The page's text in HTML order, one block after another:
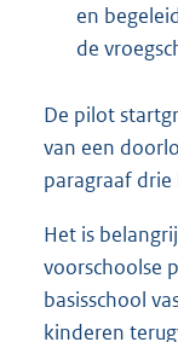
en
de
De pilot
van een
paragraaf
Het is
voorschoolse
basisschool
kinderen